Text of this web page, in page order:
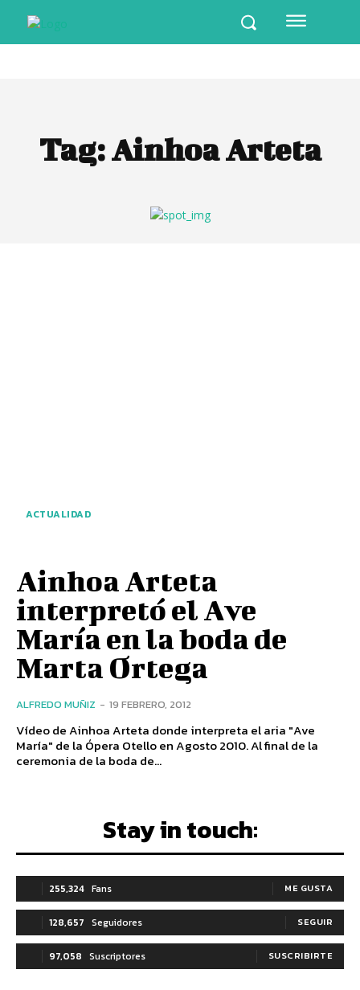
Tag:Ainhoa Arteta
ACTUALIDAD
Ainhoa Arteta
interpretó el Ave
María en la boda de
Marta Ortega
ALFREDO MUÑIZ - 19 FEBRERO, 2012
Vídeo de Ainhoa Arteta donde interpreta el aria "Ave
María" de la Ópera Otello en Agosto 2010. Al final de la
ceremonia de la boda de...
Stay in touch:
255,324 Fans ME GUSTA
128,657 Seguidores SEGUIR
97,058 Suscriptores SUSCRIBIRTE